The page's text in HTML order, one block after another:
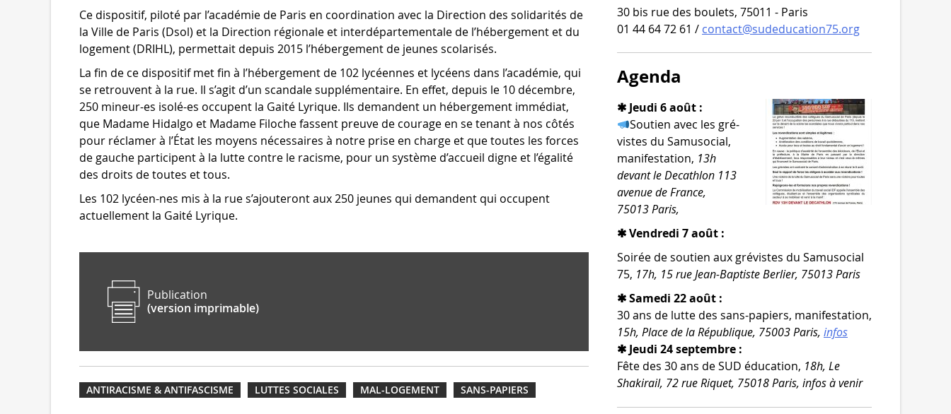
Ce dispositif, piloté par l’académie de Paris en coordination avec la Direction des solidarités de
la Ville de Paris (Dsol) et la Direction régionale et interdépartementale de l’hébergement et du
logement (DRIHL), permettait depuis 2015 l’hébergement de jeunes scolarisés.
La fin de ce dispositif met fin à l’hébergement de 102 lycéennes et lycéens dans l’académie, qui
se retrouvent à la rue. Il s’agit d’un scandale supplémentaire. En effet, depuis le 10 décembre,
250 mineur-es isolé-es occupent la Gaité Lyrique. Ils demandent un hébergement immédiat,
que Madame Hidalgo et Madame Filoche fassent preuve de courage en se tenant à nos côtés
pour réclamer à l’État les moyens nécessaires à notre prise en charge et que toutes les forces
de gauche participent à la lutte contre le racisme, pour un système d’accueil digne et l’égalité
des droits de toutes et tous.
Les 102 lycéen-nes mis à la rue s’ajouteront aux 250 jeunes qui demandent qui occupent
actuellement la Gaité Lyrique.
Publication
(version imprimable)
ANTIRACISME & ANTIFASCISME LUTTES SOCIALES MAL-LOGEMENT SANS-PAPIERS
30 bis rue des boulets, 75011 - Paris
01 44 64 72 61 / contact@sudeducation75.org
Agenda
✱ Jeudi 6 août :
Soutien avec les gré­
vistes du Samusocial,
mani­fes­ta­tion, 13h
devant le Decathlon 113
ave­nue de France,
75013 Paris,
✱ Vendredi 7 août :
Soirée de sou­tien aux gré­vistes du Samusocial
75, 17h, 15 rue Jean-​Baptiste Berlier, 75013 Paris
✱ Samedi 22 août :
30 ans de lutte des sans-​papiers, mani­fes­ta­tion,
15h, Place de la République, 75003 Paris, infos
✱ Jeudi 24 septembre :
Fête des 30 ans de SUD édu­ca­tion, 18h, Le
Shakirail, 72 rue Riquet, 75018 Paris, infos à venir